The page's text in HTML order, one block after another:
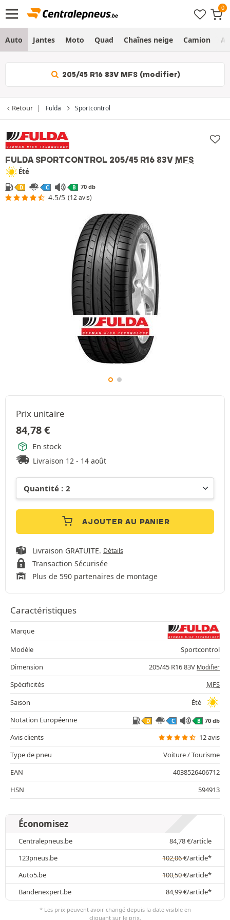
Auto Jantes Moto Quad Chaînes neige Camion
205/45 R16 83V MFS (modifier)
Retour Fulda Sportcontrol
FULDA SPORTCONTROL 205/45 R16 83V MFS
Été
D C B 70 db
4.5/5 (12 avis)
Prix unitaire
84,78€
En stock
Livraison 12 - 14 août
AJOUTER AU PANIER
Livraison GRATUITE. Détails
Transaction Sécurisée
Plus de 590 partenaires de montage
Caractéristiques
Marque
Modèle
Sportcontrol
Dimension
205/45 R16 83V Modifier
Spécificités
MFS
Saison
Été
Notation Européenne
D C B 70 db
Avis clients
12 avis
Type de pneu
Voiture / Tourisme
EAN
4038526406712
HSN
594913
Économisez
Centralepneus.be 84,78€/article
123pneus.be
102,06€/article*
Auto5.be
100,50€/article*
Bandenexpert.be
84,99€/article*
* Les prix peuvent avoir changé depuis la date visible en
cliquant sur le prix.